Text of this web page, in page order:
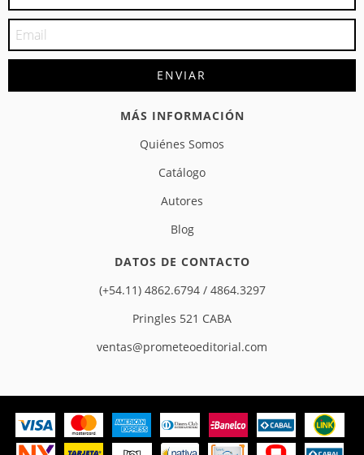
MÁS INFORMACIÓN
Quiénes Somos
Catálogo
Autores
Blog
DATOS DE CONTACTO
(+54.11) 4862.6794 / 4864.3297
Pringles 521 CABA
ventas@prometeoeditorial.com